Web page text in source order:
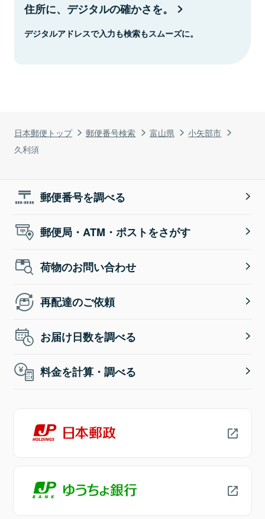
日本郵便トップ 郵便番号検索 富山県
小矢部市
久利須
住所に、デジタルの確かさを。
デジタルアドレスで入力も検索もスムーズに。
郵便番号を調べる
郵便局・ATM・ポストをさがす
荷物のお問い合わせ
再配達のご依頼
お届け日数を調べる
料金を計算・調べる